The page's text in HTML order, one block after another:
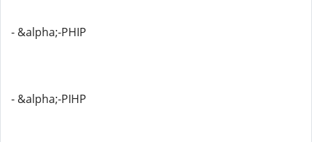
- &alpha;-PHIP
- &alpha;-PIHP